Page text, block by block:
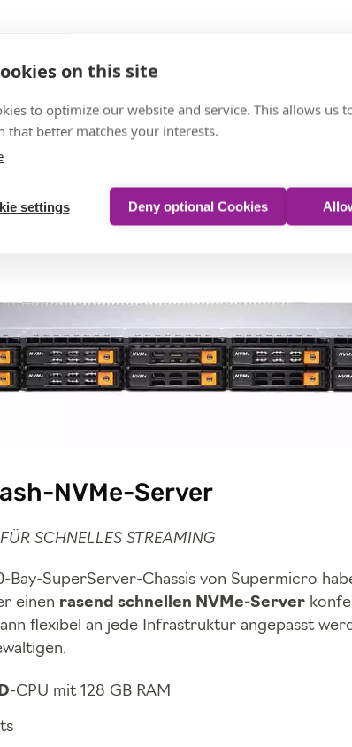
NVMe-Server
SCHNELLES STREAMING
Bay-SuperServer-Chassis von Supermicro
einen rasend schnellen NVMe-Server
flexibel an jede Infrastruktur angepasst
-CPU mit 128 GB RAM
on this site
to optimize our website and service. This allows us
that better matches your interests.
settings Deny optional Cookies